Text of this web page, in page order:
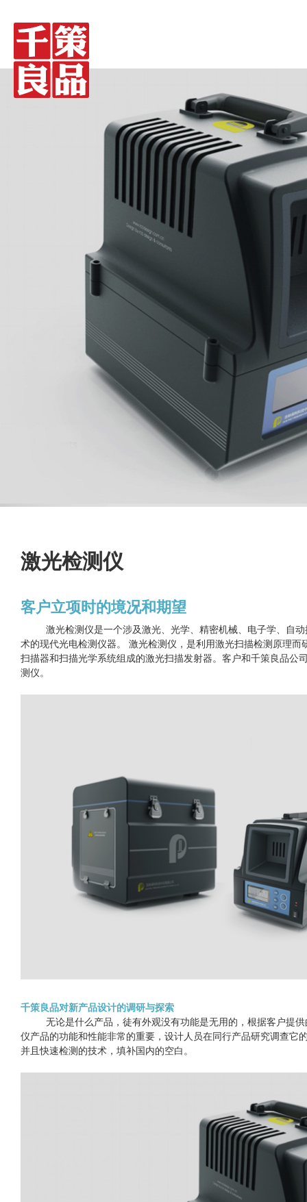
激光检测仪
客户立项时的境况和期望
激光检测仪是一个涉及激光、光学、精密机械、电子学、自
术的现代光电检测仪器。 激光检测仪，是利用激光扫描检测原理而
扫描器和扫描光学系统组成的激光扫描发射器。客户和千策良品公
测仪。
千策良品对新产品设计的调研与探索
无论是什么产品，徒有外观没有功能是无用的，根据客户提
仪产品的功能和性能非常的重要，设计人员在同行产品研究调查它
并且快速检测的技术，填补国内的空白。